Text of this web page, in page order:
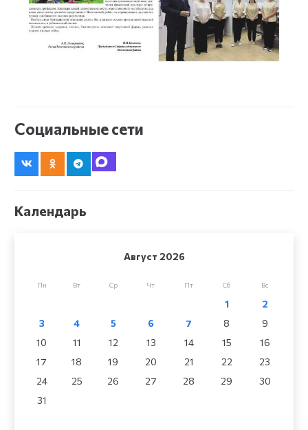
Социальные сети
Календарь
Август 2026
Пн Вт Ср Чт Пт Сб Вс
1
2
3
4 5 6 7 8
9
10
11 12 13 14 15
16
17
18 19 20 21 22
23
24
25 26 27 28 29
30
31